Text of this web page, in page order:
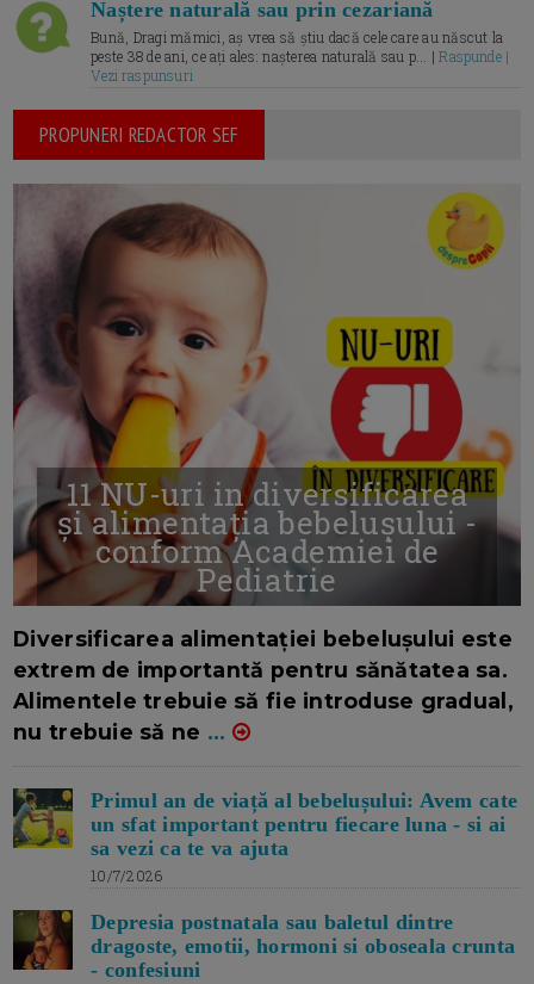
Naștere naturală sau prin cezariană
Bună, Dragi mămici, aș vrea să știu dacă cele care au născut la
peste 38 de ani, ce ați ales: nașterea naturală sau p... |Raspunde |
Vezi raspunsuri
PROPUNERI REDACTOR SEF
11 NU-uri in diversificarea
și alimentația bebelușului -
conform Academiei de
Pediatrie
Diversificarea alimentației bebelușului este
extrem de importantă pentru sănătatea sa.
Alimentele trebuie să fie introduse gradual,
nu trebuie să ne ...
Primul an de viață al bebelușului: Avem cate
un sfat important pentru fiecare luna - si ai
sa vezi ca te va ajuta
10/7/2026
Depresia postnatala sau baletul dintre
dragoste, emotii, hormoni si oboseala crunta
- confesiuni